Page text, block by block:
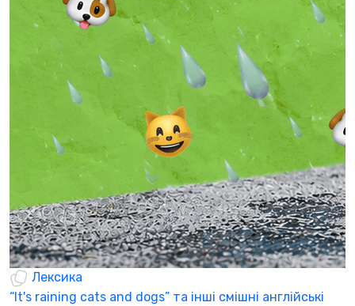
Лексика
“It's raining cats and dogs” та інші смішні англійські